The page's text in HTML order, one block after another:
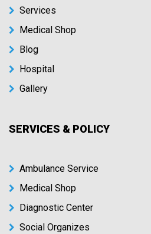
Services
Medical Shop
Blog
Hospital
Gallery
SERVICES & POLICY
Ambulance Service
Medical Shop
Diagnostic Center
Social Organizes